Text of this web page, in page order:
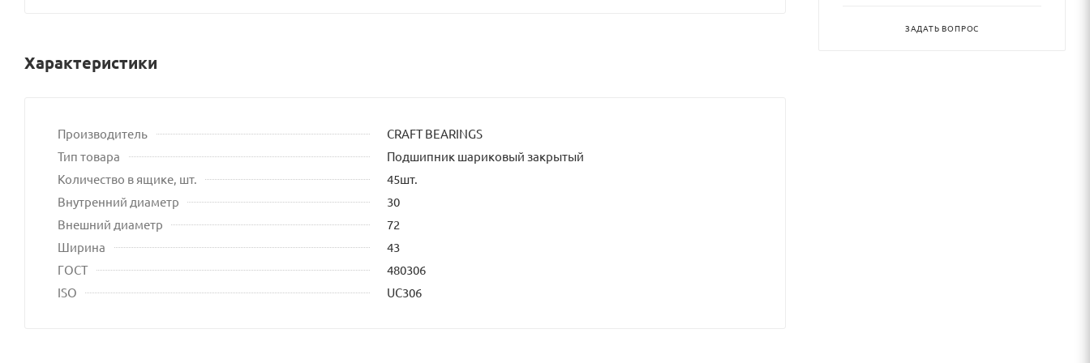
Характеристики
Производитель
CRAFT BEARINGS
Тип товара
Подшипник шариковый закрытый
Количество в ящике, шт.
45шт.
Внутренний диаметр
30
Внешний диаметр
72
Ширина
43
ГОСТ
480306
ISO
UC306
ЗАДАТЬ ВОПРОС